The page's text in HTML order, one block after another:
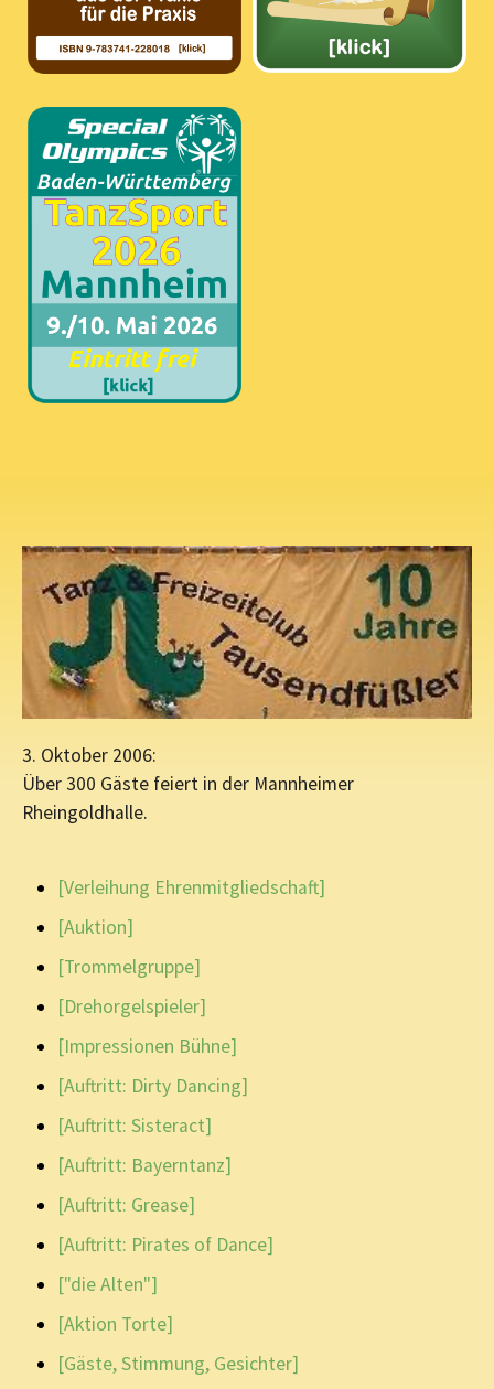
3. Oktober 2006:
Über 300 Gäste feiert in der Mannheimer
Rheingoldhalle.
[Verleihung Ehrenmitgliedschaft]
[Auktion]
[Trommelgruppe]
[Drehorgelspieler]
[Impressionen Bühne]
[Auftritt: Dirty Dancing]
[Auftritt: Sisteract]
[Auftritt: Bayerntanz]
[Auftritt: Grease]
[Auftritt: Pirates of Dance]
["die Alten"]
[Aktion Torte]
[Gäste, Stimmung, Gesichter]